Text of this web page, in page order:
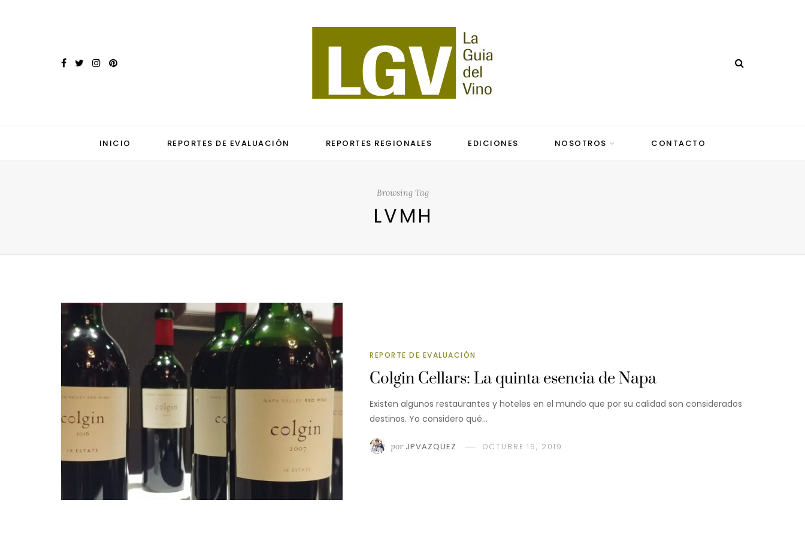
INICIO REPORTES DE EVALUACIÓN REPORTES REGIONALES EDICIONES NOSOTROS CONTACTO
Browsing Tag
LVMH
REPORTE DE EVALUACIÓN
Colgin Cellars: La quinta esencia de Napa
Existen algunos restaurantes y hoteles en el mundo que por su calidad son considerados
destinos. Yo considero qué…
por JPVAZQUEZ OCTUBRE 15, 2019